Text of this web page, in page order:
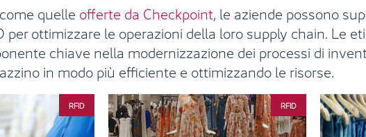
quelle offerte da Checkpoint, le aziende possono
ottimizzare le operazioni della loro supply chain. Le
chiave nella modernizzazione dei processi di
in modo più efficiente e ottimizzando le risorse.
RFID RFID